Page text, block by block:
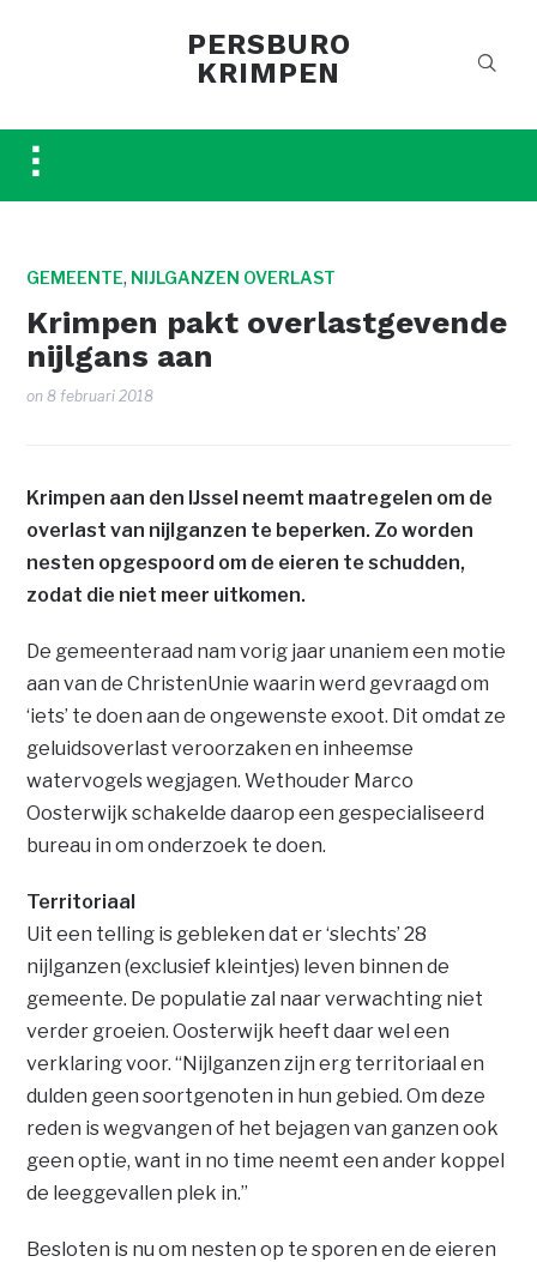
PERSBURO
KRIMPEN
Toggle
sidebar
GEMEENTE, NIJLGANZEN OVERLAST
Krimpen pakt overlastgevende
nijlgans aan
on8 februari 2018
Krimpen aan den IJssel neemt maatregelen om de
overlast van nijlganzen te beperken. Zo worden
nesten opgespoord om de eieren te schudden,
zodat die niet meer uitkomen.
De gemeenteraad nam vorig jaar unaniem een motie
aan van de ChristenUnie waarin werd gevraagd om
‘iets’ te doen aan de ongewenste exoot. Dit omdat ze
geluidsoverlast veroorzaken en inheemse
watervogels wegjagen. Wethouder Marco
Oosterwijk schakelde daarop een gespecialiseerd
bureau in om onderzoek te doen.
Territoriaal
Uit een telling is gebleken dat er ‘slechts’ 28
nijlganzen (exclusief kleintjes) leven binnen de
gemeente. De populatie zal naar verwachting niet
verder groeien. Oosterwijk heeft daar wel een
verklaring voor. “Nijlganzen zijn erg territoriaal en
dulden geen soortgenoten in hun gebied. Om deze
reden is wegvangen of het bejagen van ganzen ook
geen optie, want in no time neemt een ander koppel
de leeggevallen plek in.”
Besloten is nu om nesten op te sporen en de eieren